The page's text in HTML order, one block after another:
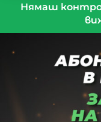
Нямаш